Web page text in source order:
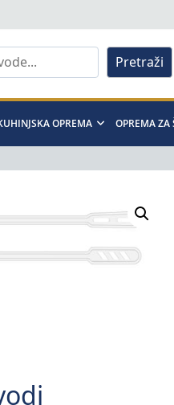
Pretraži
OPREMA OPREMA ZA